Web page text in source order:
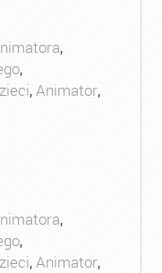
,
,
,Animator,
,
,
,Animator,